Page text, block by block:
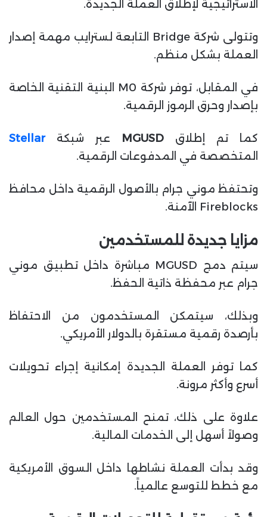
الاستراتيجية لإطلاق العملة الجديدة.
وتتولى شركة Bridge التابعة لسترايب مهمة إصدار
العملة بشكل منظم.
في المقابل، توفر شركة M0 البنية التقنية الخاصة
بإصدار وحرق الرموز الرقمية.
كما تم إطلاق MGUSD عبر شبكةStellar
المتخصصة في المدفوعات الرقمية.
وتحتفظ موني جرام بالأصول الرقمية داخل محافظ
Fireblocks الآمنة.
مزايا جديدة للمستخدمين
سيتم دمج MGUSD مباشرة داخل تطبيق موني
جرام عبر محفظة ذاتية الحفظ.
وبذلك، سيتمكن المستخدمون من الاحتفاظ
بأرصدة رقمية مستقرة بالدولار الأمريكي.
كما توفر العملة الجديدة إمكانية إجراء تحويلات
أسرع وأكثر مرونة.
علاوة على ذلك، تمنح المستخدمين حول العالم
وصولاً أسهل إلى الخدمات المالية.
وقد بدأت العملة نشاطها داخل السوق الأمريكية
مع خطط للتوسع عالمياً.